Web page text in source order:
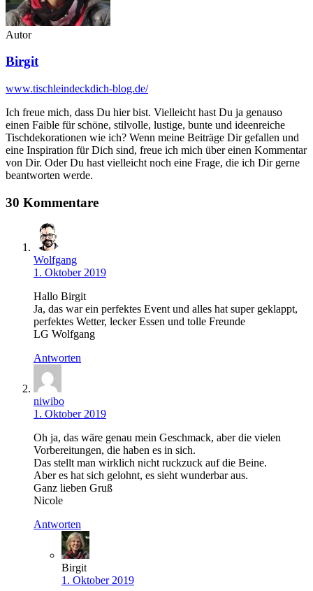
Autor
Birgit
www.tischleindeckdich-blog.de/
Ich freue mich, dass Du hier bist. Vielleicht hast Du ja genauso
einen Faible für schöne, stilvolle, lustige, bunte und ideenreiche
Tischdekorationen wie ich? Wenn meine Beiträge Dir gefallen und
eine Inspiration für Dich sind, freue ich mich über einen Kommentar
von Dir. Oder Du hast vielleicht noch eine Frage, die ich Dir gerne
beantworten werde.
30 Kommentare
Wolfgang
1. Oktober 2019
Hallo Birgit
Ja, das war ein perfektes Event und alles hat super geklappt,
perfektes Wetter, lecker Essen und tolle Freunde
LG Wolfgang
Antworten
niwibo
1. Oktober 2019
Oh ja, das wäre genau mein Geschmack, aber die vielen
Vorbereitungen, die haben es in sich.
Das stellt man wirklich nicht ruckzuck auf die Beine.
Aber es hat sich gelohnt, es sieht wunderbar aus.
Ganz lieben Gruß
Nicole
Antworten
Birgit
1. Oktober 2019